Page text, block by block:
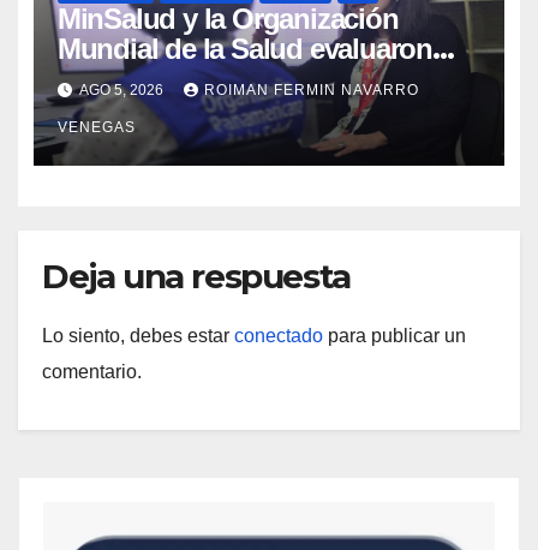
MinSalud y la Organización
Mundial de la Salud evaluaron
propuesta técnica integral en
materia de agua saneamiento e
higiene ante contingencia sísmica
AGO 5, 2026 ROIMAN FERMIN NAVARRO
VENEGAS
Deja una respuesta
Lo siento, debes estar conectado para publicar un
comentario.